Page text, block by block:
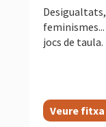
jocs de taula.
Veure fitxa